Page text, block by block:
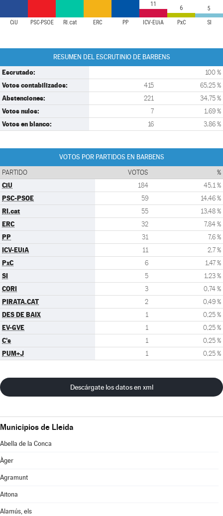
CiU PSC-PSOE RI.cat ERC PP ICV-EUiA PxC SI
11
6 5
RESUMEN DEL ESCRUTINIO DE BARBENS
Escrutado: 100 %
Votos contabilizados: 415 65,25 %
Abstenciones: 221 34,75 %
Votos nulos: 7 1,69 %
Votos en blanco: 16 3,86 %
VOTOS POR PARTIDOS EN BARBENS
PARTIDO VOTOS %
CiU 184 45,1 %
PSC-PSOE 59 14,46 %
RI.cat 55 13,48 %
ERC 32 7,84 %
PP 31 7,6 %
ICV-EUiA 11 2,7 %
PxC 6 1,47 %
SI 5 1,23 %
CORI 3 0,74 %
PIRATA.CAT 2 0,49 %
DES DE BAIX 1 0,25 %
EV-GVE 1 0,25 %
C's 1 0,25 %
PUM+J 1 0,25 %
Descárgate los datos en xml
Municipios de Lleida
Abella de la Conca
Àger
Agramunt
Aitona
Alamús, els